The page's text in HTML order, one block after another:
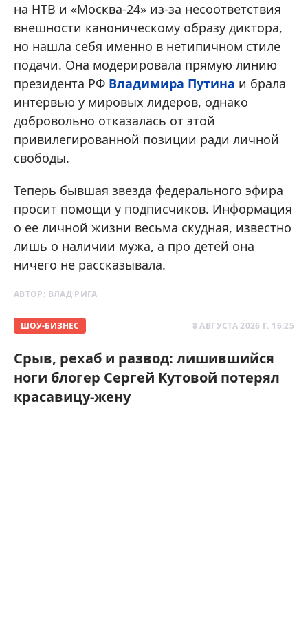
на НТВ и «Москва-24» из-за несоответствия
внешности каноническому образу диктора,
но нашла себя именно в нетипичном стиле
подачи. Она модерировала прямую линию
президента РФ Владимира Путина и брала
интервью у мировых лидеров, однако
добровольно отказалась от этой
привилегированной позиции ради личной
свободы.
Теперь бывшая звезда федерального эфира
просит помощи у подписчиков. Информация
о ее личной жизни весьма скудная, известно
лишь о наличии мужа, а про детей она
ничего не рассказывала.
АВТОР: ВЛАД РИГА
ШОУ-БИЗНЕС 8 АВГУСТА 2026 Г. 16:25
Срыв, рехаб и развод: лишившийся
ноги блогер Сергей Кутовой потерял
красавицу-жену